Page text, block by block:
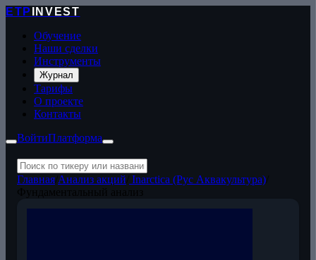
ETP
INVEST
Обучение
Наши сделки
Инструменты
Журнал
Тарифы
О проекте
Контакты
ВойтиПлатформа
Главная Анализ акций Inarctica (Рус Аквакультура)